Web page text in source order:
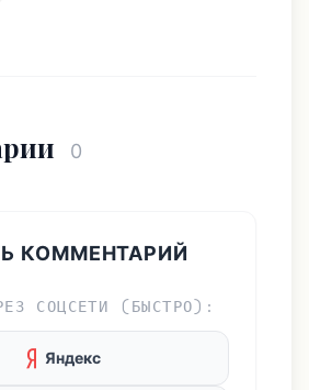
0
КОММЕНТАРИЙ
СОЦСЕТИ (БЫСТРО):
Яндекс